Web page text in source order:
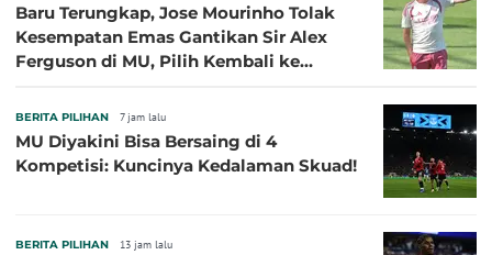
Baru Terungkap, Jose Mourinho Tolak
Kesempatan Emas Gantikan Sir Alex
Ferguson di MU, Pilih Kembali ke
BERITA PILIHAN 7 jam lalu
MU Diyakini Bisa Bersaing di 4
Kompetisi: Kuncinya Kedalaman Skuad!
BERITA PILIHAN 13 jam lalu